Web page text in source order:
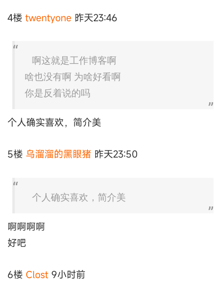
4楼 twentyone 昨天23:46
啊这就是工作博客啊
啥也没有啊 为啥好看啊
你是反着说的吗
个人确实喜欢，简介美
5楼 乌溜溜的黑眼猪 昨天23:50
个人确实喜欢，简介美
啊啊啊啊
好吧
6楼 Clost 9小时前